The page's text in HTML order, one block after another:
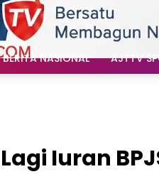
BERITA NASIONAL AJTTV
Iuran